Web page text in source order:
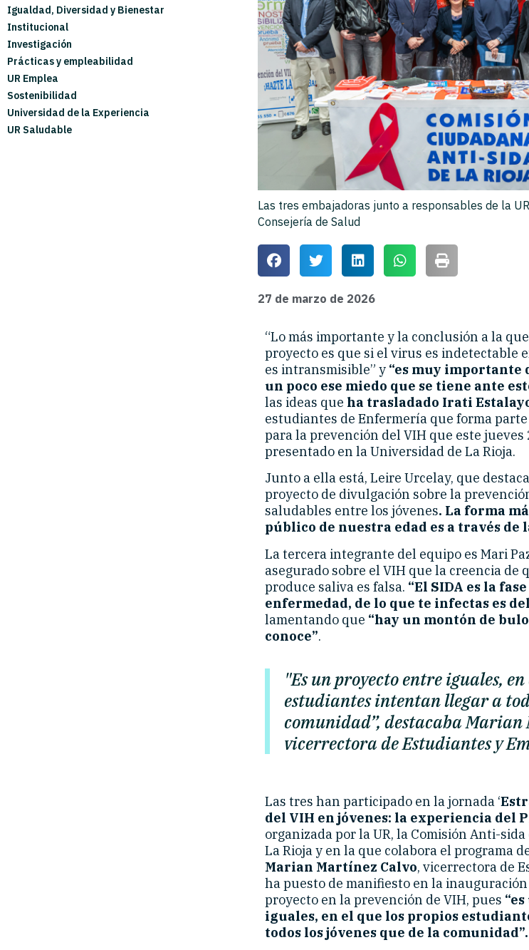
Igualdad, Diversidad y Bienestar
Institucional
Investigación
Prácticas y empleabilidad
UR Emplea
Sostenibilidad
Universidad de la Experiencia
UR Saludable
Las tres embajadoras junto a responsables de la
Consejería de Salud
27 de marzo de 2026
“Lo más importante y la conclusión a la
proyecto es que si el virus es indetectable
es intransmisible” y “es muy importante
un poco ese miedo que se tiene ante
las ideas que ha trasladado Irati
estudiantes de Enfermería que forma
para la prevención del VIH que este jueves
presentado en la Universidad de La Rioja.
Junto a ella está, Leire Urcelay, que
proyecto de divulgación sobre la
saludables entre los jóvenes. La forma
público de nuestra edad es a través de
La tercera integrante del equipo es Mari
asegurado sobre el VIH que la creencia de
produce saliva es falsa. “El SIDA es la
enfermedad, de lo que te infectas es
lamentando que “hay un montón de
conoce”.
"Es un proyecto entre iguales,
estudiantes intentan llegar a
comunidad”, destacaba Marian
vicerrectora de Estudiantes y
Las tres han participado en la jornada ‘
del VIH en jóvenes: la experiencia del
organizada por la UR, la Comisión Anti-sida
La Rioja y en la que colabora el programa
Marian Martínez Calvo, vicerrectora de
ha puesto de manifiesto en la
proyecto en la prevención de VIH, pues
iguales, en el que los propios
todos los jóvenes que de la comunidad”.